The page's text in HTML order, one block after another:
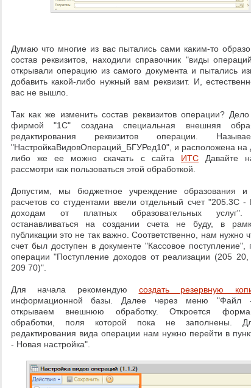
Думаю что многие из вас пытались сами каким-то
состав реквизитов, находили справочник "виды
открывали операцию из самого документа и пытались
добавить какой-либо нужный вам реквизит. И,
вас не вышло.
Так как же изменить состав реквизитов операции?
фирмой "1С" создана специальная внешняя
редактирования реквизитов операции.
"НастройкаВидовОпераций_БГУРед10", и расположена на
либо же ее можно скачать с сайта ИТСДавайте
рассмотри как пользоваться этой обработкой.
Допустим, мы бюджетное учреждение образования и
расчетов со студентами ввели отдельный счет "205.3С -
доходам от платных образовательных услуг".
останавливаться на создании счета не буду, в
публикации это не так важно. Соответственно, нам нужно
счет был доступен в документе "Кассовое поступление",
операции "Поступление доходов от реализации (205
209 70)".
Для начала рекомендую создать резервную
информационной базы. Далее через меню "Файл
открываем внешнюю обработку. Откроется
обработки, поля которой пока не заполнены.
редактирования вида операции нам нужно перейти в
- Новая настройка".